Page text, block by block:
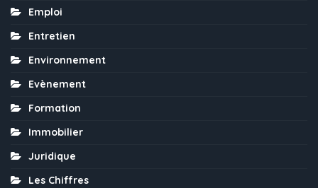
Emploi
Entretien
Environnement
Evènement
Formation
Immobilier
Juridique
Les Chiffres